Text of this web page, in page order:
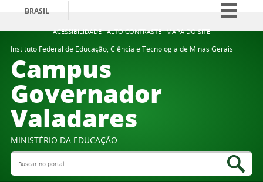
ACESSIBILIDADE ALTO CONTRASTE MAPA DO SITE
BRASIL
Simplifique!
Comunica BR
Instituto Federal de Educação, Ciência e Tecnologia de Minas Gerais
Campus
Governador
Valadares
MINISTÉRIO DA EDUCAÇÃO
Buscar no portal